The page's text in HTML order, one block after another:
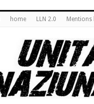
home LLN 2.0 Mentions